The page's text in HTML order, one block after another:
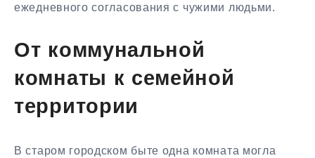
ежедневного согласования с чужими людьми.
От коммунальной
комнаты к семейной
территории
В старом городском быте одна комната могла